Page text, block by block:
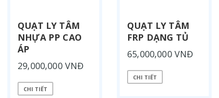
QUẠT LY TÂM
NHỰA PP CAO
ÁP
29,000,000 VNĐ
CHI TIẾT
QUẠT LY TÂM
FRP DẠNG TỦ
65,000,000 VNĐ
CHI TIẾT